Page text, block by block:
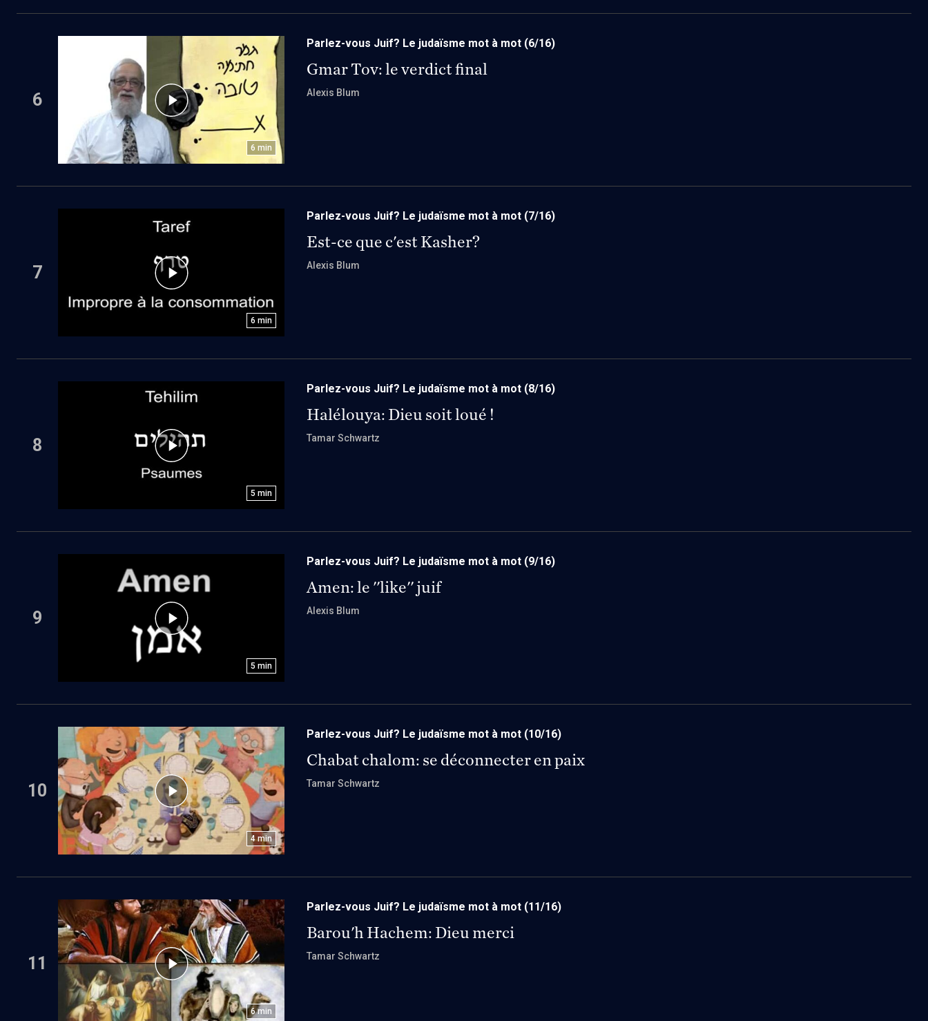
6
6 min
Parlez-vous Juif? Le judaïsme mot à mot (6/16)
Gmar Tov: le verdict final
Alexis Blum
7
6 min
Parlez-vous Juif? Le judaïsme mot à mot (7/16)
Est-ce que c'est Kasher?
Alexis Blum
8
5 min
Parlez-vous Juif? Le judaïsme mot à mot (8/16)
Halélouya: Dieu soit loué !
Tamar Schwartz
9
5 min
Parlez-vous Juif? Le judaïsme mot à mot (9/16)
Amen: le ''like'' juif
Alexis Blum
10
4 min
Parlez-vous Juif? Le judaïsme mot à mot (10/16)
Chabat chalom: se déconnecter en paix
Tamar Schwartz
11
6 min
Parlez-vous Juif? Le judaïsme mot à mot (11/16)
Barou'h Hachem: Dieu merci
Tamar Schwartz